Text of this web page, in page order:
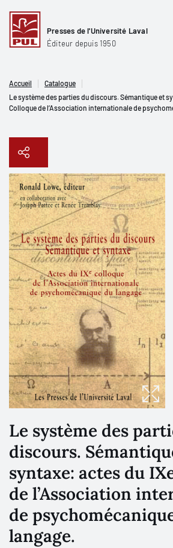
Presses de l'Université Laval
Éditeur depuis 1950
Accueil
Catalogue
Le système des parties du discours. Sémantique et
Colloque de l’Association internationale de
Copier le lien
Le système des
discours.
syntaxe: actes du
de l’Association
de
langage.